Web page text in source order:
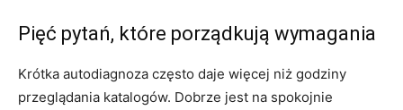
Pięć pytań, które porządkują wymagania
Krótka autodiagnoza często daje więcej niż godziny
przeglądania katalogów. Dobrze jest na spokojnie